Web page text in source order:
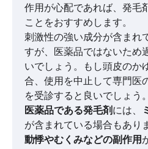
作用が心配であれば、発毛
ことをおすすめします。
刺激性の強い成分が含まれ
すが、医薬品ではないため
いでしょう。もし頭皮のか
合、使用を中止して専門医
を受診すると良いでしょう。
医薬品である発毛剤 には、
が含まれている場合もあり
動悸やむくみなどの副作用